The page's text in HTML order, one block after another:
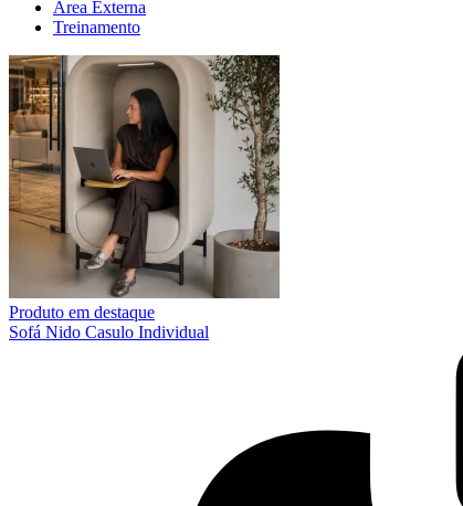
Área Externa
Treinamento
Produto em destaque
Sofá Nido Casulo Individual